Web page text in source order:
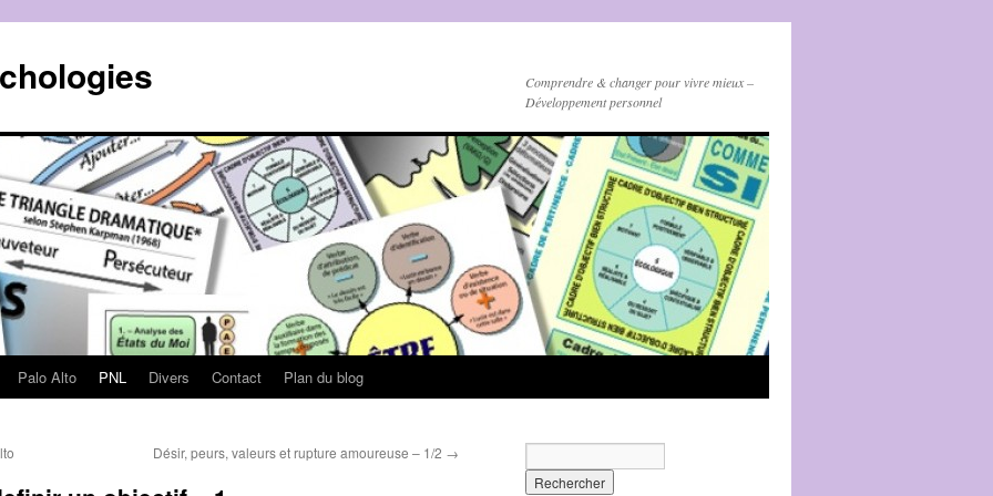
Comprendre & changer pour vivre mieux –
Développement personnel
Palo Alto PNL Divers Contact Plan du blog
Désir, peurs, valeurs et rupture amoureuse – 1/2 →